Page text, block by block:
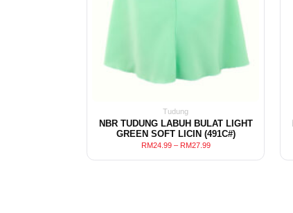
Tudung
NBR TUDUNG LABUH BULAT LIGHT
GREEN SOFT LICIN (491C#)
RM24.99– RM27.99